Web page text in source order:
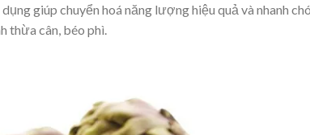
giúp chuyển hoá năng lượng hiệu quả và nhanh
thừa cân, béo phì.